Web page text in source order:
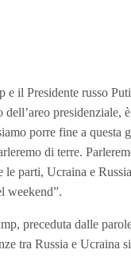
il Presidente russo
presidenziale,
porre fine a questa
di terre.
le parti, Ucraina e
weekend”.
preceduta dalle
tra Russia e Ucraina